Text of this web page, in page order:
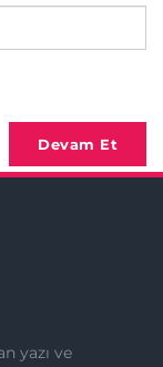
Devam Et
yazı ve